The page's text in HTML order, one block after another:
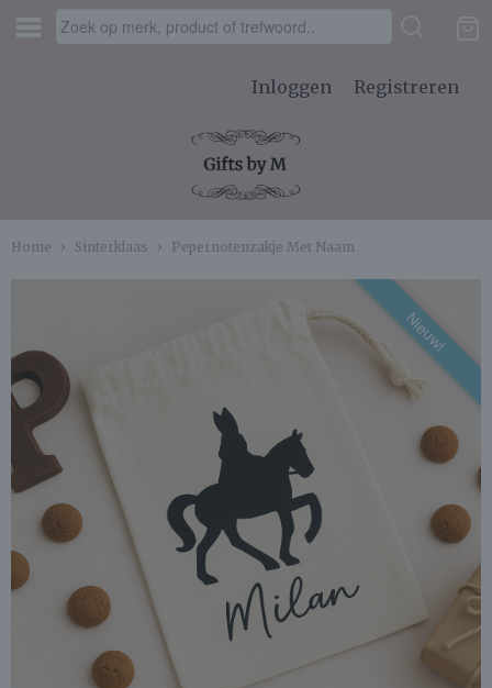
Inloggen Registreren
Home › Sinterklaas › Pepernotenzakje Met Naam
Nieuw!